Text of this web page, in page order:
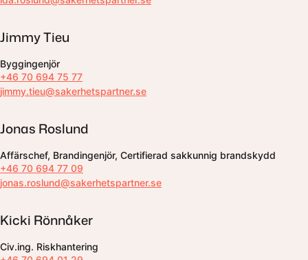
Jimmy Tieu
Byggingenjör
+46 70 694 75 77
jimmy.tieu@sakerhetspartner.se
Jonas Roslund
Affärschef, Brandingenjör, Certifierad sakkunnig brandskydd
+46 70 694 77 09
jonas.roslund@sakerhetspartner.se
Kicki Rönnåker
Civ.ing. Riskhantering